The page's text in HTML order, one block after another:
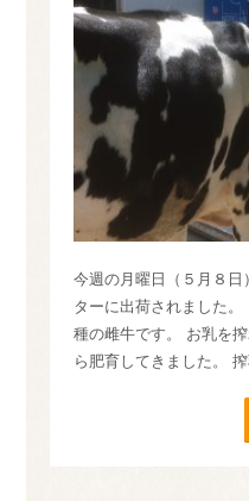
今週の月曜日（５月８
ターに出荷されました
種の雌牛です。 お乳を
ら肥育してきました。 搾